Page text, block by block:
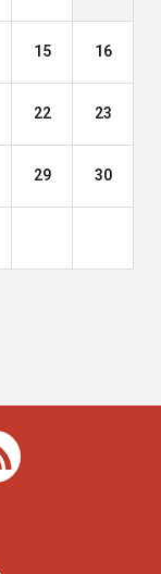
15 16
22 23
29 30